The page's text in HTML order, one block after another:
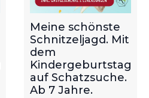
Meine schönste
Schnitzeljagd. Mit
dem
Kindergeburtstag
auf Schatzsuche.
Ab 7 Jahre.